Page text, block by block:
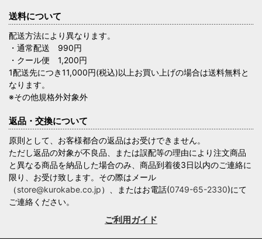
送料について
配送方法により異なります。
・通常配送 990円
・クール便 1,200円
1配送先につき11,000円(税込)以上お買い上げの場合は送料無料と
なります。
※その他規格外対象外
返品・交換について
原則として、お客様都合の返品はお受けできません。
ただし返品の対象が不良品、または誤配等の理由により注文商品
と異なる商品を納品した場合のみ、商品到着後3日以内のご連絡に
限り、お受け致します。その際はメール
（store@kurokabe.co.jp）、またはお電話(0749-65-2330)にて
ご連絡ください。
ご利用ガイド